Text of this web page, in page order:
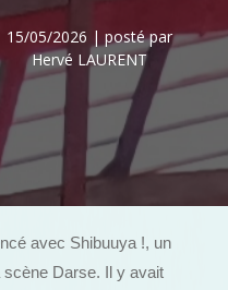
15/05/2026 | posté par
Hervé LAURENT
avec Shibuuya !, un
Darse. Il y avait